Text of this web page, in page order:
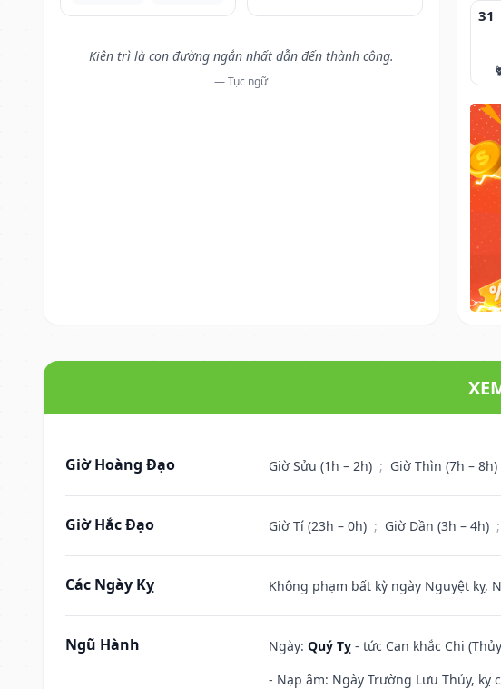
Kiên trì là con đường ngắn nhất dẫn đến thành công.
— Tục ngữ
31
Giờ Hoàng Đạo Giờ Sửu (1h – 2h) ; Giờ Thìn (7h – 8h)
Giờ Hắc Đạo Giờ Tí (23h – 0h) ; Giờ Dần (3h – 4h) ;
Các Ngày Kỵ Không phạm bất kỳ ngày Nguyệt kỵ,
Ngũ Hành Ngày: Quý Tỵ - tức Can khắc Chi
- Nạp âm: Ngày Trường Lưu Thủy, kỵ